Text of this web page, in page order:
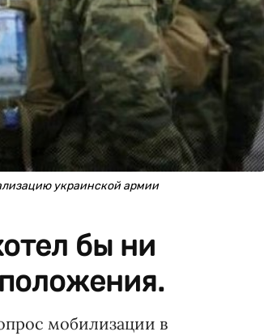
украинской армии
бы ни
мобилизации в